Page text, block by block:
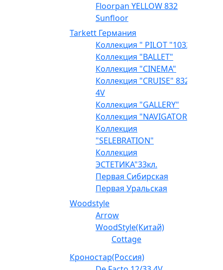
Floorpan YELLOW 832
Sunfloor
Tarkett Германия
Коллекция " PILOT "1033
Коллекция "BALLET"
Коллекция "CINEMA"
Коллекция "CRUISE" 832
4V
Коллекция "GALLERY"
Коллекция "NAVIGATOR"
Коллекция
"SELEBRATION"
Коллекция
ЭСТЕТИКА"33кл.
Первая Сибирская
Первая Уральская
Woodstyle
Arrow
WoodStyle(Китай)
Cottage
Кроностар(Россия)